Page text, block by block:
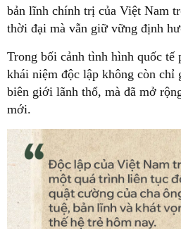
bản lĩnh chính trị của Việt Nam
thời đại mà vẫn giữ vững định
Trong bối cảnh tình hình quốc tế
khái niệm độc lập không còn chỉ
biên giới lãnh thổ, mà đã mở
mới.